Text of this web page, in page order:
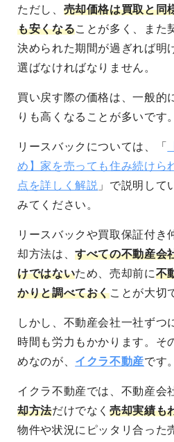
ただし、 売却価格は買取と同
も安くなることが多く、また
決められた期間が過ぎれば明
選ばなければなりません。
買い戻す際の価格は、一般的
りも高くなることが多いです。
リースバックについては、「
め】家を売っても住み続けら
点を詳しく解説 」で説明して
みてください。
リースバックや買取保証付き
却方法は、すべての不動産会
けではないため、売却前に不
かりと調べておくことが大切
しかし、 不動産会社一社ずつ
時間も労力もかかります 。そ
めなのが、 イクラ不動産です。
イクラ不動産では、 不動産会
却方法だけでなく売却実績も
物件や状況にピッタリ合った